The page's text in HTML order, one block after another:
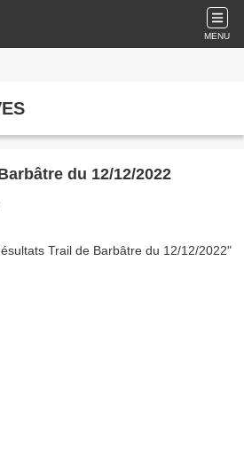
MENU
du 12/12/2022